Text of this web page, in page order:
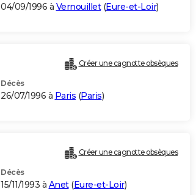
04/09/1996 à Vernouillet(Eure-et-Loir)
Créer une cagnotte obsèques
Décès
26/07/1996 à Paris (Paris)
Créer une cagnotte obsèques
Décès
15/11/1993 à Anet(Eure-et-Loir)